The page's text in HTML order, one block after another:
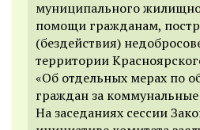
муниципального
помощи гражданам,
(бездействия)
территории
«Об отдельных мерах по
граждан за коммунальные
На заседаниях сессии